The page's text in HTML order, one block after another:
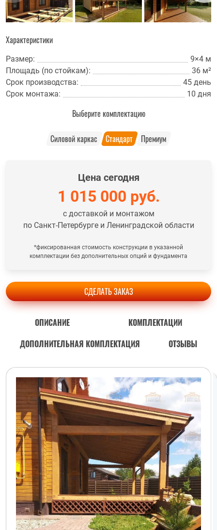
Характеристики
Размер:
9×4 м
Площадь (по стойкам):
36 м²
Срок производства:
45 день
Срок монтажа:
10 дня
Выберите комплектацию
Силовой каркас Стандарт Премиум
Цена сегодня
1 015 000 руб.
с доставкой и монтажом
по Санкт-Петербурге и Ленинградской области
*фиксированная стоимость конструкции в указанной
комплектации без дополнительных опций и фундамента
СДЕЛАТЬ ЗАКАЗ
ОПИСАНИЕ
КОМПЛЕКТАЦИИ
ДОПОЛНИТЕЛЬНАЯ КОМПЛЕКТАЦИЯ
ОТЗЫВЫ